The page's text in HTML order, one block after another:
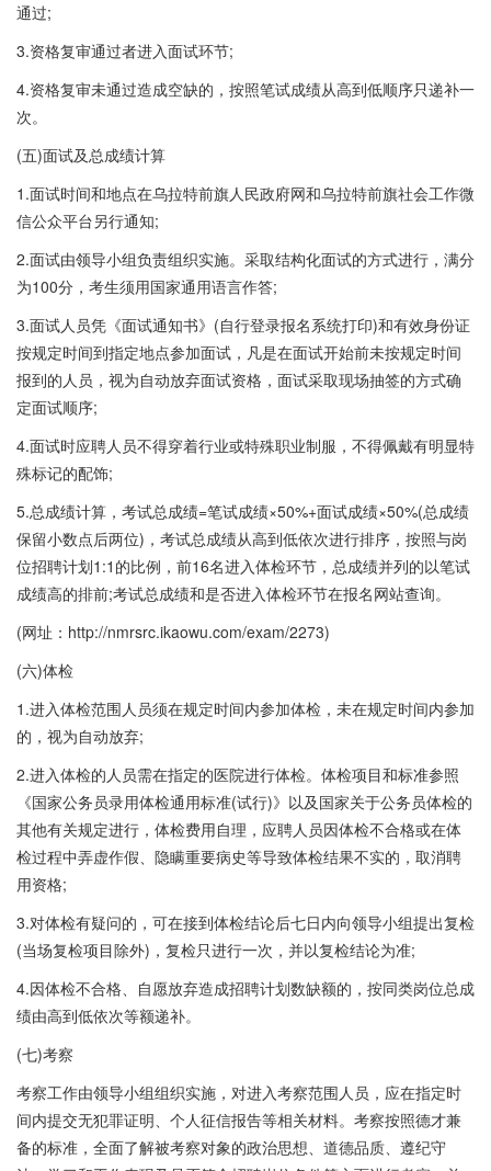
通过;
3.资格复审通过者进入面试环节;
4.资格复审未通过造成空缺的，按照笔试成绩从高到低顺序只递补一
次。
(五)面试及总成绩计算
1.面试时间和地点在乌拉特前旗人民政府网和乌拉特前旗社会工作微
信公众平台另行通知;
2.面试由领导小组负责组织实施。采取结构化面试的方式进行，满分
为100分，考生须用国家通用语言作答;
3.面试人员凭《面试通知书》(自行登录报名系统打印)和有效身份证
按规定时间到指定地点参加面试，凡是在面试开始前未按规定时间
报到的人员，视为自动放弃面试资格，面试采取现场抽签的方式确
定面试顺序;
4.面试时应聘人员不得穿着行业或特殊职业制服，不得佩戴有明显特
殊标记的配饰;
5.总成绩计算，考试总成绩=笔试成绩×50%+面试成绩×50%(总成绩
保留小数点后两位)，考试总成绩从高到低依次进行排序，按照与岗
位招聘计划1:1的比例，前16名进入体检环节，总成绩并列的以笔试
成绩高的排前;考试总成绩和是否进入体检环节在报名网站查询。
(网址：http://nmrsrc.ikaowu.com/exam/2273)
(六)体检
1.进入体检范围人员须在规定时间内参加体检，未在规定时间内参加
的，视为自动放弃;
2.进入体检的人员需在指定的医院进行体检。体检项目和标准参照
《国家公务员录用体检通用标准(试行)》以及国家关于公务员体检的
其他有关规定进行，体检费用自理，应聘人员因体检不合格或在体
检过程中弄虚作假、隐瞒重要病史等导致体检结果不实的，取消聘
用资格;
3.对体检有疑问的，可在接到体检结论后七日内向领导小组提出复检
(当场复检项目除外)，复检只进行一次，并以复检结论为准;
4.因体检不合格、自愿放弃造成招聘计划数缺额的，按同类岗位总成
绩由高到低依次等额递补。
(七)考察
考察工作由领导小组组织实施，对进入考察范围人员，应在指定时
间内提交无犯罪证明、个人征信报告等相关材料。考察按照德才兼
备的标准，全面了解被考察对象的政治思想、道德品质、遵纪守